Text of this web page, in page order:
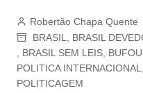
Robertão Chapa Quente
BRASIL
BRASIL
BRASIL SEM LEIS, BUFOU
POLITICA INTERNACIONAL
POLITICAGEM